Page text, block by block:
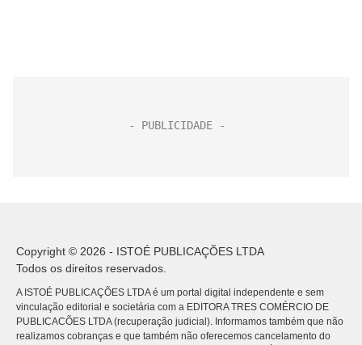
Copyright © 2026 - ISTOÉ PUBLICAÇÕES LTDA
Todos os direitos reservados.
A ISTOÉ PUBLICAÇÕES LTDA é um portal digital independente e sem
vinculação editorial e societária com a EDITORA TRES COMÉRCIO DE
PUBLICACÕES LTDA (recuperação judicial). Informamos também que não
realizamos cobranças e que também não oferecemos cancelamento do